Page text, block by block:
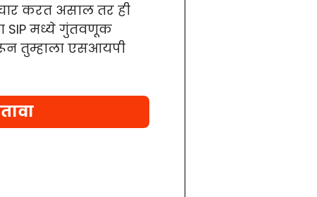
करत असाल तर ही
SIP मध्ये गुंतवणूक
तुम्हाला एसआयपी